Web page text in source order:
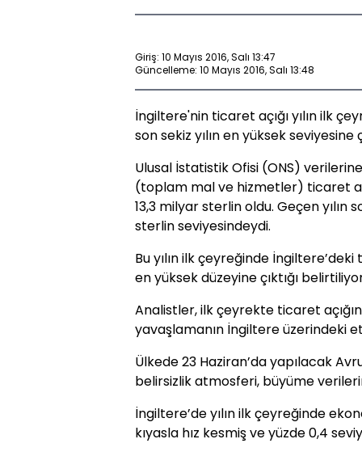
Giriş: 10 Mayıs 2016, Salı 13:47
Güncelleme: 10 Mayıs 2016, Salı 13:48
İngiltere'nin ticaret açığı yılın ilk
son sekiz yılın en yüksek seviyesine
Ulusal İstatistik Ofisi (ONS)
(toplam mal ve hizmetler) ticaret
13,3 milyar sterlin oldu. Geçen yılın
sterlin seviyesindeydi.
Bu yılın ilk çeyreğinde İngiltere’deki
en yüksek düzeyine çıktığı
Analistler, ilk çeyrekte ticaret
yavaşlamanın İngiltere üzerindeki
Ülkede 23 Haziran’da yapılacak
belirsizlik atmosferi, büyüme
İngiltere’de yılın ilk çeyreğinde
kıyasla hız kesmiş ve yüzde 0,4